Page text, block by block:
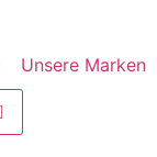
Unsere Marken